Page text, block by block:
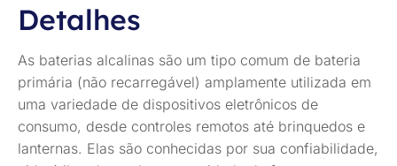
Detalhes
As baterias alcalinas são um tipo comum de bateria
primária (não recarregável) amplamente utilizada em
uma variedade de dispositivos eletrônicos de
consumo, desde controles remotos até brinquedos e
lanternas. Elas são conhecidas por sua confiabilidade,